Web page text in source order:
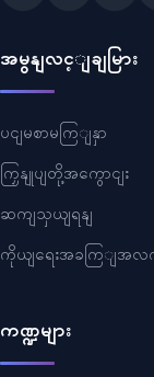
အမွနျလင့ျချမြား
ပငျမစာမကြျနှာ
ကြှနျုပျတို့အကွောငျး
ဆကျသှယျရနျ
ကိုယျရေးအခကြျအလက
ကဏ္ဍများ